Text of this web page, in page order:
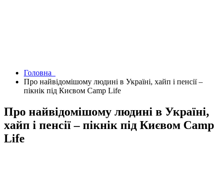
Головна
Про найвідомішому людині в Україні, хайп і пенсії –
пікнік під Києвом Camp Life
Про найвідомішому людині в Україні,
хайп і пенсії – пікнік під Києвом Camp
Life